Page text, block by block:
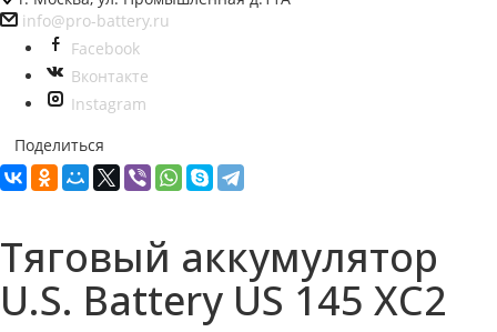
info@pro-battery.ru
Facebook
Вконтакте
Instagram
Поделиться
Тяговый аккумулятор
U.S. Battery US 145 XC2